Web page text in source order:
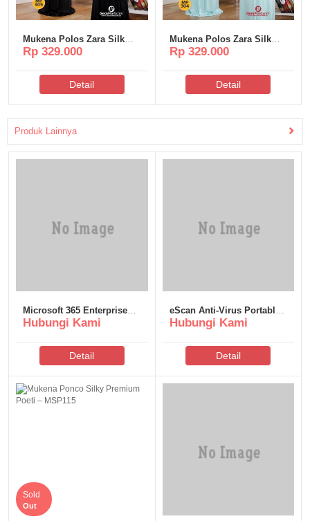
Mukena Polos Zara Silk
Poeti – MP305
Rp 329.000
Detail
Mukena Polos Zara Silk
Poeti – MP304
Rp 329.000
Detail
Produk Lainnya
Microsoft 365 Enterprise
E3 x64-x86 v16.90 Slim
Hubungi Kami
Detail
eScan Anti-Virus Portable
only Stable [x64]
Hubungi Kami
Detail
Sold
Out